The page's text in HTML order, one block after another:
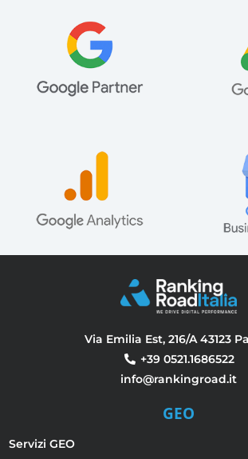
Via Emilia Est, 216/A 43123
+39 0521.1686522
info@rankingroad.it
GEO
Servizi GEO